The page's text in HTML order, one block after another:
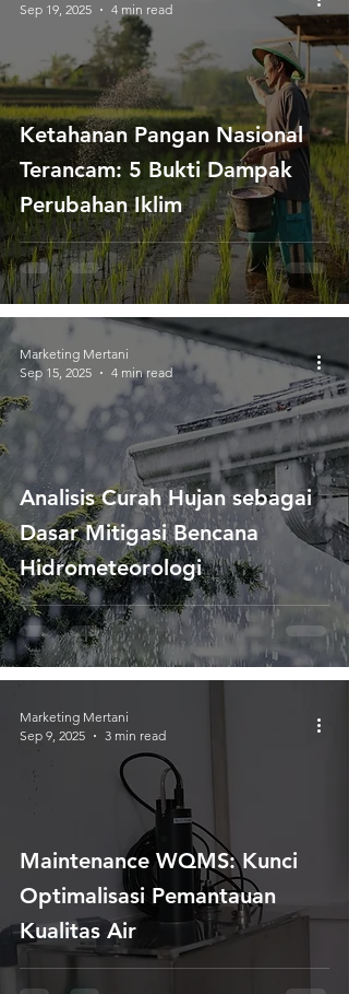
Ketahanan Pangan Nasional
Terancam: 5 Bukti Dampak
Perubahan Iklim
Sep 19, 2025
4 min read
Analisis Curah Hujan sebagai
Dasar Mitigasi Bencana
Hidrometeorologi
Marketing Mertani
Sep 15, 2025
4 min read
Maintenance WQMS: Kunci
Optimalisasi Pemantauan
Kualitas Air
Marketing Mertani
Sep 9, 2025
3 min read